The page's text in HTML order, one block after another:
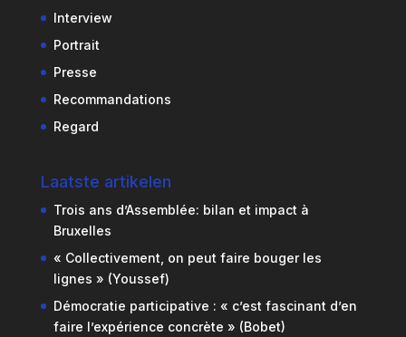
Interview
Portrait
Presse
Recommandations
Regard
Laatste artikelen
Trois ans d’Assemblée: bilan et impact à
Bruxelles
« Collectivement, on peut faire bouger les
lignes » (Youssef)
Démocratie participative : « c’est fascinant d’en
faire l’expérience concrète » (Bobet)